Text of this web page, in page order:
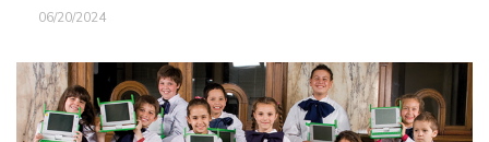
06/20/2024